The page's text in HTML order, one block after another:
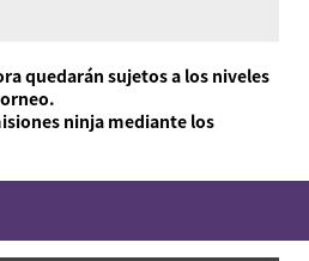
quedarán sujetos a los niveles
ninja mediante los